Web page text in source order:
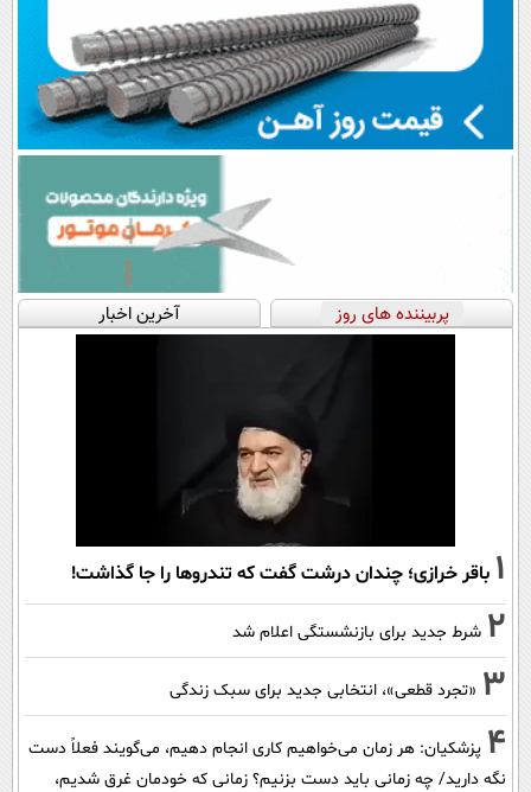
پربیننده های روز آخرین اخبار
1 باقر خرازی؛ چندان درشت گفت که تندروها را جا گذاشت!
2 شرط جدید برای بازنشستگی اعلام شد
3 «تجرد قطعی»، انتخابی جدید برای سبک زندگی
4 پزشکیان: هر زمان می‌خواهیم کاری انجام دهیم، می‌گویند فعلاً دست
نگه دارید/ چه زمانی باید دست بزنیم؟ زمانی که خودمان غرق شدیم،